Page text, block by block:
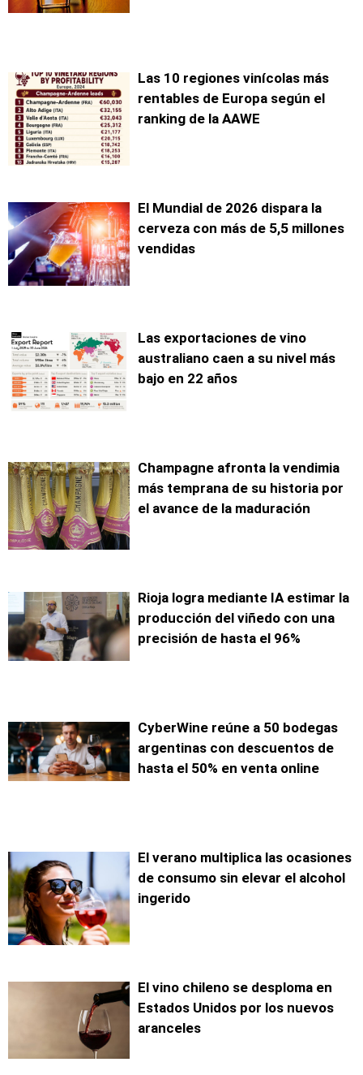
Las 10 regiones vinícolas más
rentables de Europa según el
ranking de la AAWE
El Mundial de 2026 dispara la
cerveza con más de 5,5 millones
vendidas
Las exportaciones de vino
australiano caen a su nivel más
bajo en 22 años
Champagne afronta la vendimia
más temprana de su historia por
el avance de la maduración
Rioja logra mediante IA estimar la
producción del viñedo con una
precisión de hasta el 96%
CyberWine reúne a 50 bodegas
argentinas con descuentos de
hasta el 50% en venta online
El verano multiplica las ocasiones
de consumo sin elevar el alcohol
ingerido
El vino chileno se desploma en
Estados Unidos por los nuevos
aranceles